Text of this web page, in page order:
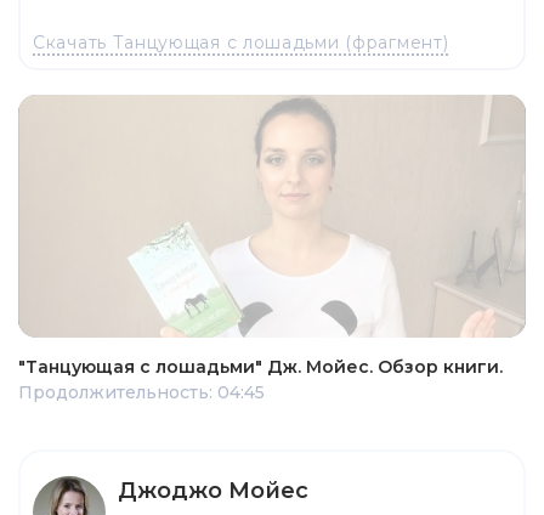
Скачать Танцующая с лошадьми (фрагмент)
"Танцующая с лошадьми" Дж. Мойес. Обзор книги.
Продолжительность: 04:45
Джоджо Мойес